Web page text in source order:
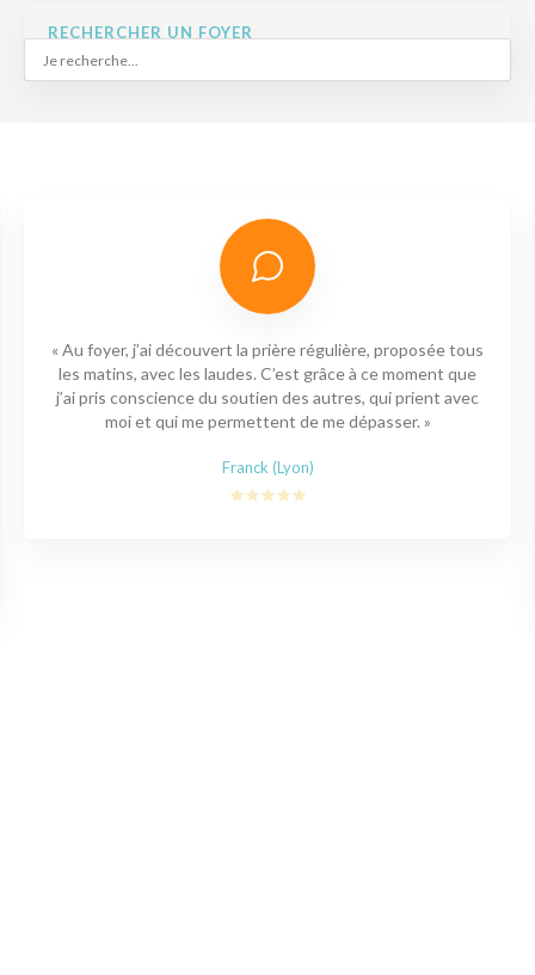
RECHERCHER UN FOYER
« Au foyer, j’ai découvert la prière régulière, proposée tous
les matins, avec les laudes. C’est grâce à ce moment que
j’ai pris conscience du soutien des autres, qui prient avec
moi et qui me permettent de me dépasser. »
Franck (Lyon)